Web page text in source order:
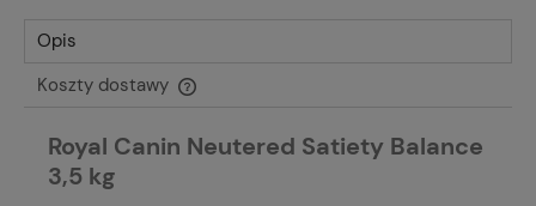
Opis
Koszty dostawy
Cena nie zawiera ewentualnych kosztów płatności
Royal Canin Neutered Satiety Balance
3,5 kg